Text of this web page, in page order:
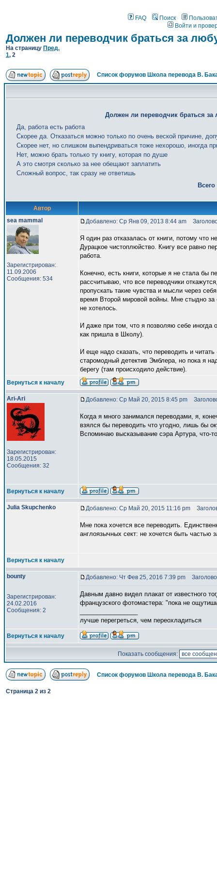
FAQ Поиск
Войти и
Должен ли переводчик браться за
На страницу Пред.
1, 2
Список форумов Школа перевода В.
Должен ли переводчик браться за
Да, работа есть работа
Скорее да. Отказаться можно только по очень веской причине,
Скорее нет, но слишком выпендриваться тоже нехорошо, иногда
Нет, можно брать только ту книгу, которая по душе
А это смотря сколько за нее обещают заплатить
Сложный вопрос, так сразу не ответишь
Автор
sea mammal
Зарегистрирован:
11.09.2006
Сообщения: 534
Добавлено: Ср Янв 09, 2013 8:44 am
Я один раз отказалась от книги, потому что
Дурацкое чистоплюйство. Книгу все равно
работа.
Конечно, есть книги, которые я не стала бы
рассчитываю, что все переводчики
пропускать такие чувства и мысли через
время Второй мировой войны. Мне стыдно
не хотелось.
И даже при том, что я позволяю себе иногда
как пришла в Школу).
И еще надо сказать, что переводить и
старомодный детектив Эмблера, но пока я
берегу (там происходило действие).
Вернуться к началу
Ari-Ari
Зарегистрирован:
18.05.2015
Сообщения: 32
Добавлено: Ср Май 20, 2015 8:45 pm
Когда я много занимался переводами, я,
взялся бы переводить что угодно, лишь бы
Вспоминаю высказывание сэра Артура, что-
Вернуться к началу
Julia Skupchenko Добавлено: Ср Май 20, 2015 11:16 pm
Мне пока хочется все переводить.
англоязычных сект: не хочется быть частью
Вернуться к началу
bounty
Зарегистрирован:
24.02.2016
Сообщения: 2
Добавлено: Чт Фев 25, 2016 7:39 pm
Давным давно видел плакат от известного
французского фотомастера: "пока не
лучше перегреться, чем переохладиться
Вернуться к началу
Показать сообщения:
Список форумов Школа перевода В.
Страница 2 из 2